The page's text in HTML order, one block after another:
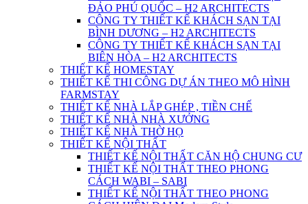
ĐẢO PHÚ QUỐC – H2 ARCHITECTS
CÔNG TY THIẾT KẾ KHÁCH SẠN TẠI
BÌNH DƯƠNG – H2 ARCHITECTS
CÔNG TY THIẾT KẾ KHÁCH SẠN TẠI
BIÊN HÒA – H2 ARCHITECTS
THIẾT KẾ HOMESTAY
THIẾT KẾ THI CÔNG DỰ ÁN THEO MÔ HÌNH
FARMSTAY
THIẾT KẾ NHÀ LẮP GHÉP , TIỀN CHẾ
THIẾT KẾ NHÀ NHÀ XƯỞNG
THIẾT KẾ NHÀ THỜ HỌ
THIẾT KẾ NỘI THẤT
THIẾT KẾ NỘI THẤT CĂN HỘ CHUNG CƯ
THIẾT KẾ NỘI THẤT THEO PHONG
CÁCH WABI – SABI
THIẾT KẾ NỘI THẤT THEO PHONG